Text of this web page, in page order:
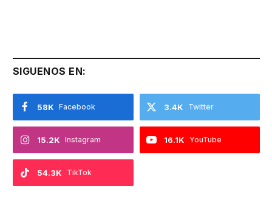
SIGUENOS EN:
Facebook
58K Twitter
3.4K
Instagram
15.2K YouTube
16.1K
TikTok
54.3K